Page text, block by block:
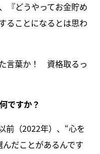
『どうやってお金貯め
ることになるとは思わ
言葉か！ 資格取るっ
ですか？
前（2022年）、“心を
だことがあるんです